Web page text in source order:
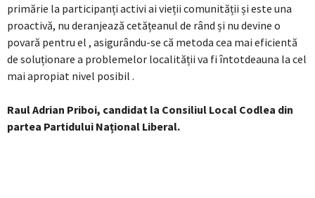
primărie la participanți activi ai vieții comunității și este una
proactivă, nu deranjează cetățeanul de rând și nu devine o
povară pentru el , asigurându-se că metoda cea mai eficientă
de soluționare a problemelor localității va fi întotdeauna la cel
mai apropiat nivel posibil .
Raul Adrian Priboi, candidat la Consiliul Local Codlea din
partea Partidului Național Liberal.